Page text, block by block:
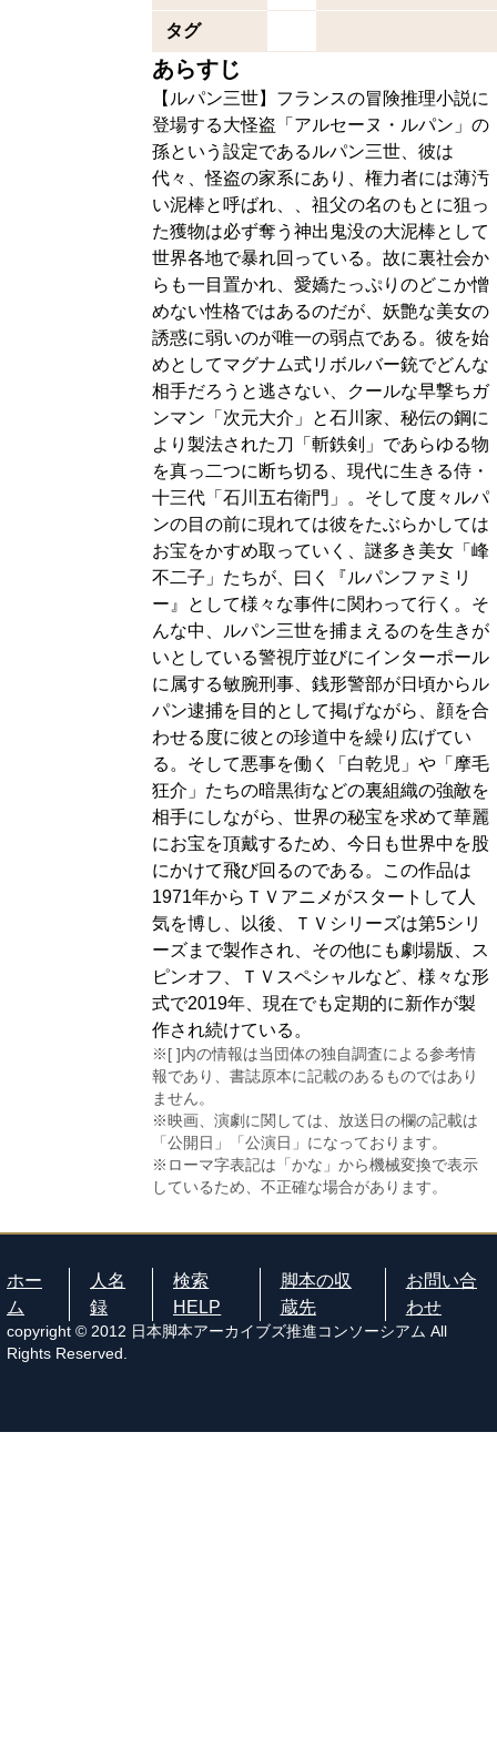
タグ
あらすじ
【ルパン三世】フランスの冒険推理小説に
登場する大怪盗「アルセーヌ・ルパン」の
孫という設定であるルパン三世、彼は
代々、怪盗の家系にあり、権力者には薄汚
い泥棒と呼ばれ、、祖父の名のもとに狙っ
た獲物は必ず奪う神出鬼没の大泥棒として
世界各地で暴れ回っている。故に裏社会か
らも一目置かれ、愛嬌たっぷりのどこか憎
めない性格ではあるのだが、妖艶な美女の
誘惑に弱いのが唯一の弱点である。彼を始
めとしてマグナム式リボルバー銃でどんな
相手だろうと逃さない、クールな早撃ちガ
ンマン「次元大介」と石川家、秘伝の鋼に
より製法された刀「斬鉄剣」であらゆる物
を真っ二つに断ち切る、現代に生きる侍・
十三代「石川五右衛門」。そして度々ルパ
ンの目の前に現れては彼をたぶらかしては
お宝をかすめ取っていく、謎多き美女「峰
不二子」たちが、曰く『ルパンファミリ
ー』として様々な事件に関わって行く。そ
んな中、ルパン三世を捕まえるのを生きが
いとしている警視庁並びにインターポール
に属する敏腕刑事、銭形警部が日頃からル
パン逮捕を目的として掲げながら、顔を合
わせる度に彼との珍道中を繰り広げてい
る。そして悪事を働く「白乾児」や「摩毛
狂介」たちの暗黒街などの裏組織の強敵を
相手にしながら、世界の秘宝を求めて華麗
にお宝を頂戴するため、今日も世界中を股
にかけて飛び回るのである。この作品は
1971年からＴＶアニメがスタートして人
気を博し、以後、ＴＶシリーズは第5シリ
ーズまで製作され、その他にも劇場版、ス
ピンオフ、ＴＶスペシャルなど、様々な形
式で2019年、現在でも定期的に新作が製
作され続けている。
※[ ]内の情報は当団体の独自調査による参考情
報であり、書誌原本に記載のあるものではあり
ません。
※映画、演劇に関しては、放送日の欄の記載は
「公開日」「公演日」になっております。
※ローマ字表記は「かな」から機械変換で表示
しているため、不正確な場合があります。
ホー
ム
人名
録
検索
HELP
脚本の収
蔵先
お問い合
わせ
copyright © 2012 日本脚本アーカイブズ推進コンソーシアム All
Rights Reserved.